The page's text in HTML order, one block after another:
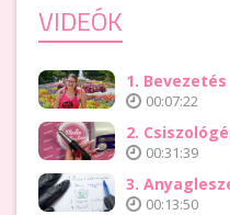
VIDEÓK
1. Bevezetés
00:07:22
2.
00:31:39
3.
00:13:50